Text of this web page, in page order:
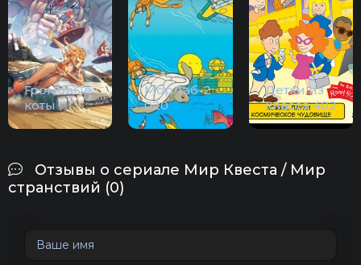
Громовые
коты
МорЛаб-2
020
Детки из
класса 402
Отзывы о сериале Мир Квеста / Мир
странствий (0)